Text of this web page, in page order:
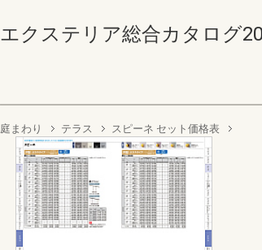
エクステリア総合カタログ
庭まわり テラス スピーネ セット価格表